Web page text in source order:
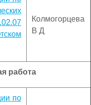
Колмогорцева
В Д
работа
по